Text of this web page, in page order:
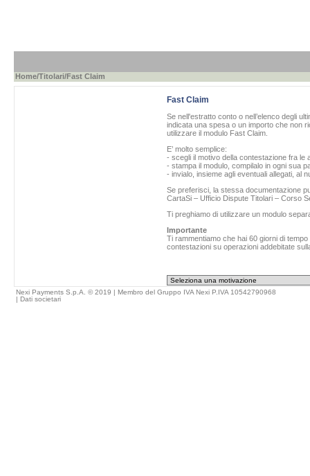
Home/Titolari/Fast Claim
Fast Claim
Se nell'estratto conto o nell’elenco degli
indicata una spesa o un importo che non
utilizzare il modulo Fast Claim.
E’ molto semplice:
- scegli il motivo della contestazione fra le
- stampa il modulo, compilalo in ogni sua
- invialo, insieme agli eventuali allegati, al
Se preferisci, la stessa documentazione
CartaSi – Ufficio Dispute Titolari – Corso
Ti preghiamo di utilizzare un modulo
Importante
Ti rammentiamo che hai 60 giorni di
contestazioni su operazioni addebitate
Nexi Payments S.p.A. © 2019 | Membro del Gruppo IVA Nexi P.IVA 10542790968
| Dati societari